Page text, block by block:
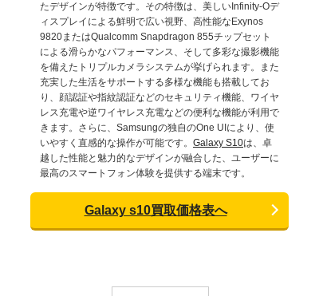
たデザインが特徴です。その特徴は、美しいInfinity-Oデ
ィスプレイによる鮮明で広い視野、高性能なExynos
9820またはQualcomm Snapdragon 855チップセット
による滑らかなパフォーマンス、そして多彩な撮影機能
を備えたトリプルカメラシステムが挙げられます。また
充実した生活をサポートする多様な機能も搭載してお
り、顔認証や指紋認証などのセキュリティ機能、ワイヤ
レス充電や逆ワイヤレス充電などの便利な機能が利用で
きます。さらに、Samsungの独自のOne UIにより、使
いやすく直感的な操作が可能です。 Galaxy S10は、卓
越した性能と魅力的なデザインが融合した、ユーザーに
最高のスマートフォン体験を提供する端末です。
Galaxy s10買取価格表へ